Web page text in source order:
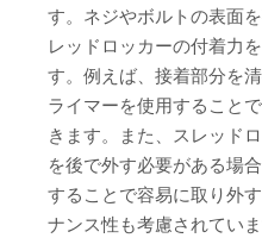
す。ネジやボルトの表面
レッドロッカーの付着力
す。例えば、接着部分を
ライマーを使用すること
きます。また、スレッド
を後で外す必要がある場
することで容易に取り外
ナンス性も考慮されていま